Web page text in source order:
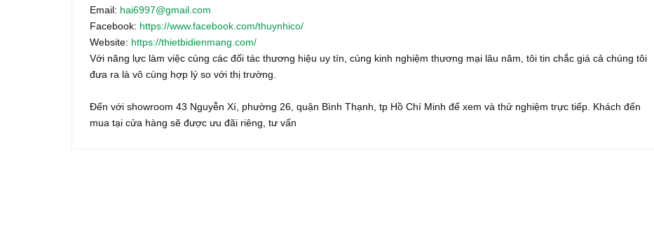
Email: hai6997@gmail.com
Facebook: https://www.facebook.com/thuynhico/
Website: https://thietbidienmang.com/
Với năng lực làm việc cùng các đối tác thương hiệu uy tín, cùng kinh nghiệm thương mại lâu năm, tôi tin chắc giá cả chúng tôi
đưa ra là vô cùng hợp lý so với thị trường.
Đến với showroom 43 Nguyễn Xí, phường 26, quận Bình Thạnh, tp Hồ Chí Minh để xem và thử nghiệm trực tiếp. Khách đến
mua tại cửa hàng sẽ được ưu đãi riêng, tư vấn